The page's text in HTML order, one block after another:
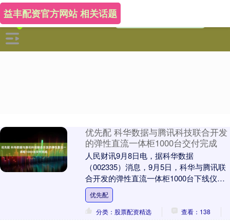
益丰配资官方网站 相关话题
优先配 科华数据与腾讯科技联合开发
的弹性直流一体柜1000台交付完成
人民财讯9月8日电，据科华数据
（002335）消息，9月5日，科华与腾讯联
合开发的弹性直流一体柜1000台下线仪式
暨2.0联合开发启动仪式在福建漳州科华智
造基地....
优先配
分类：股票配资精选
查看：138